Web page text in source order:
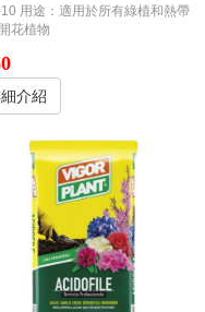
用途：適用於所有綠植和熱帶
花植物
介紹